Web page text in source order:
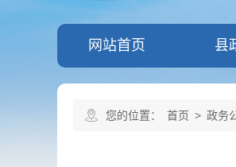
网站首页 县
您的位置： 首页 > 政务